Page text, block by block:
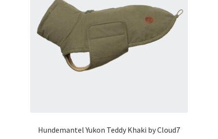
Hundemantel Yukon Teddy Khaki by Cloud7